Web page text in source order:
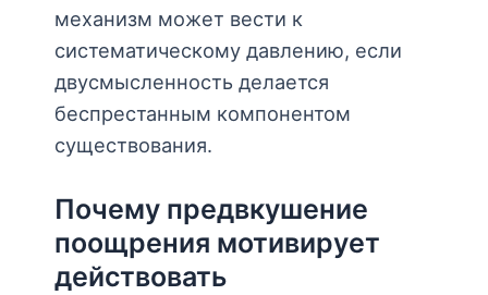
механизм может вести к
систематическому давлению, если
двусмысленность делается
беспрестанным компонентом
существования.
Почему предвкушение
поощрения мотивирует
действовать